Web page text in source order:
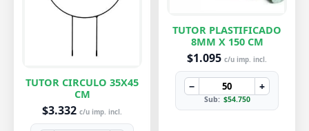
TUTOR CIRCULO 35X45
CM
$3.332 c/u imp. incl.
TUTOR PLASTIFICADO
8MM X 150 CM
$1.095 c/u imp. incl.
− +
Sub: $54.750